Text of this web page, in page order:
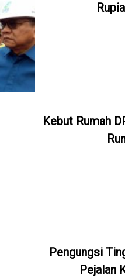
Kebut Rumah
Pengungsi
Pejalan